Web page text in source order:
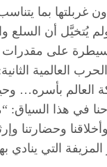
بما يتناسب
أن السلع
على
بأسره…
في هذا السياق:
وحضارتنا
التي ينادي